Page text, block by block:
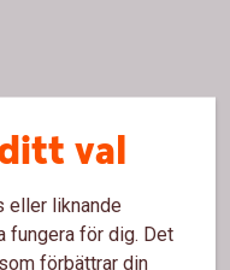
val
eller liknande
fungera för dig. Det
förbättrar din